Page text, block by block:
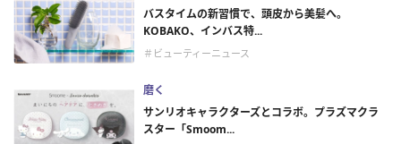
バスタイムの新習慣で、頭皮から美髪へ。
KOBAKO、インバス特...
＃ビューティーニュース
磨く
サンリオキャラクターズとコラボ。プラズマクラ
スター「Smoom...